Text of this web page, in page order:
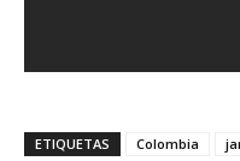
ETIQUETAS Colombia